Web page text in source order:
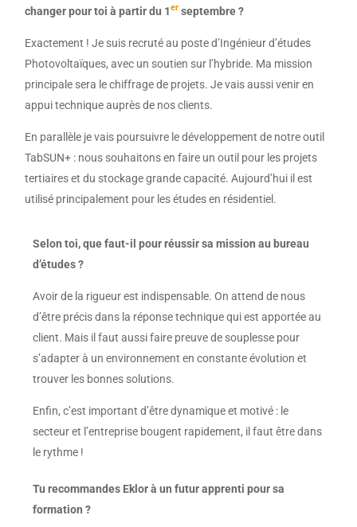
changer pour toi à partir du 1er septembre ?
Exactement ! Je suis recruté au poste d’Ingénieur d’études
Photovoltaïques, avec un soutien sur l’hybride. Ma mission
principale sera le chiffrage de projets. Je vais aussi venir en
appui technique auprès de nos clients.
En parallèle je vais poursuivre le développement de notre outil
TabSUN+ : nous souhaitons en faire un outil pour les projets
tertiaires et du stockage grande capacité. Aujourd’hui il est
utilisé principalement pour les études en résidentiel.
Selon toi, que faut-il pour réussir sa mission au bureau
d’études ?
Avoir de la rigueur est indispensable. On attend de nous
d’être précis dans la réponse technique qui est apportée au
client. Mais il faut aussi faire preuve de souplesse pour
s’adapter à un environnement en constante évolution et
trouver les bonnes solutions.
Enfin, c’est important d’être dynamique et motivé : le
secteur et l’entreprise bougent rapidement, il faut être dans
le rythme !
Tu recommandes Eklor à un futur apprenti pour sa
formation ?